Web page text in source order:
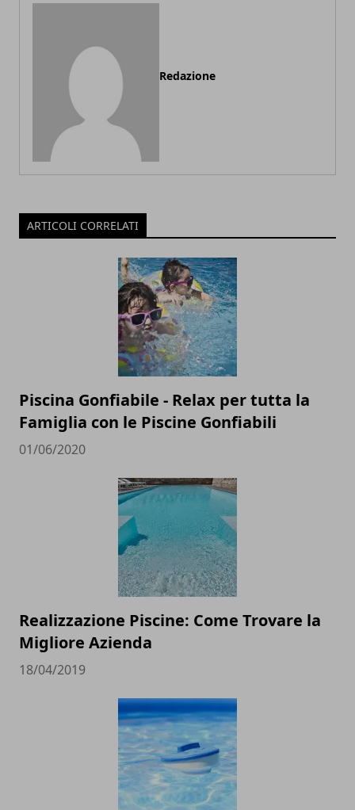
Redazione
ARTICOLI CORRELATI
Piscina Gonfiabile - Relax per tutta la
Famiglia con le Piscine Gonfiabili
01/06/2020
Realizzazione Piscine: Come Trovare la
Migliore Azienda
18/04/2019